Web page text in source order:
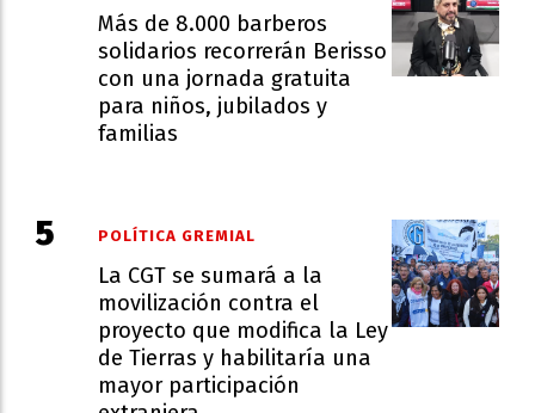
Más de 8.000 barberos
solidarios recorrerán Berisso
con una jornada gratuita
para niños, jubilados y
familias
La CGT se sumará a la
movilización contra el
proyecto que modifica la Ley
de Tierras y habilitaría una
mayor participación
POLÍTICA GREMIAL